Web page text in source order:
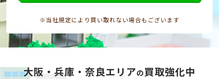
※当社規定により買い取れない場合もございます
大阪・兵庫・奈良エリアの買取強化中